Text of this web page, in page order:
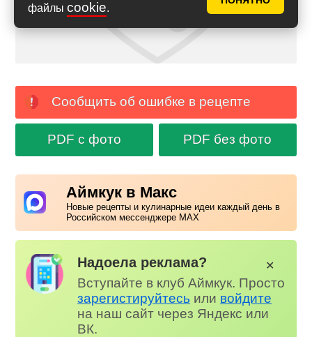
файлы cookie.
Сообщить об ошибке в рецепте
PDF с фото PDF без фото
Аймкук в Макс
Новые рецепты и кулинарные идеи каждый день в
Российском мессенджере MAX
Надоела реклама?
Вступайте в клуб Аймкук. Просто
зарегистируйтесь или войдите
на наш сайт через Яндекс или
ВК.
✕